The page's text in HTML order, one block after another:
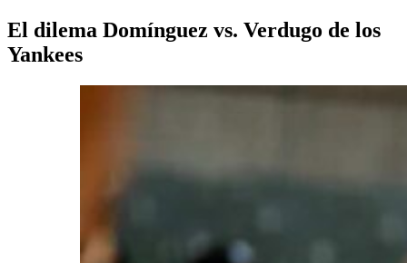
El dilema Domínguez vs. Verdugo de los
Yankees